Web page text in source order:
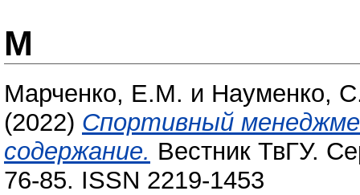
М
Марченко, Е.М. и Науменко,
(2022) Спортивный
содержание. Вестник ТвГУ.
76-85. ISSN 2219-1453